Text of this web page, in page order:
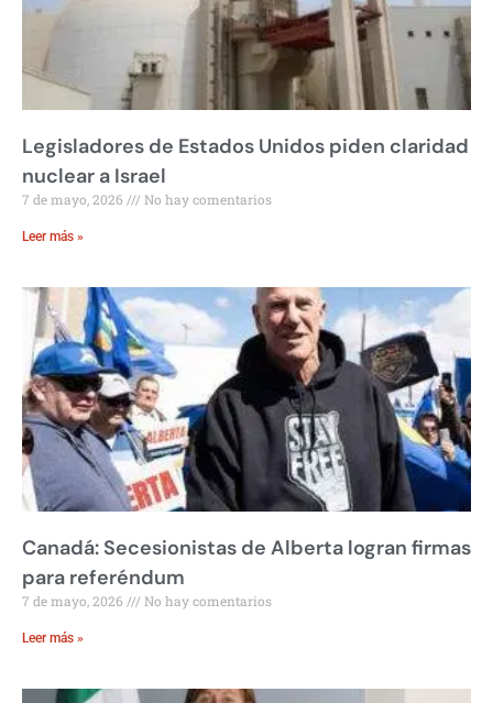
Legisladores de Estados Unidos piden claridad
nuclear a Israel
7 de mayo, 2026 No hay comentarios
Leer más »
Canadá: Secesionistas de Alberta logran firmas
para referéndum
7 de mayo, 2026 No hay comentarios
Leer más »